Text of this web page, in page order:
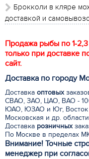
Брокколи в кляре
доставкой и
Продажа рыбы по 1-
только при доставке
сайт.
Доставка по городу
Доставка оптовых
СВАО, ЗАО, ЦАО, ВАО -
ЮАО, ЮЗАО и Юг, Восток
Московская и др.
Доставка розничных
По Москве в пределах
Внимание! Точные
менеджер при